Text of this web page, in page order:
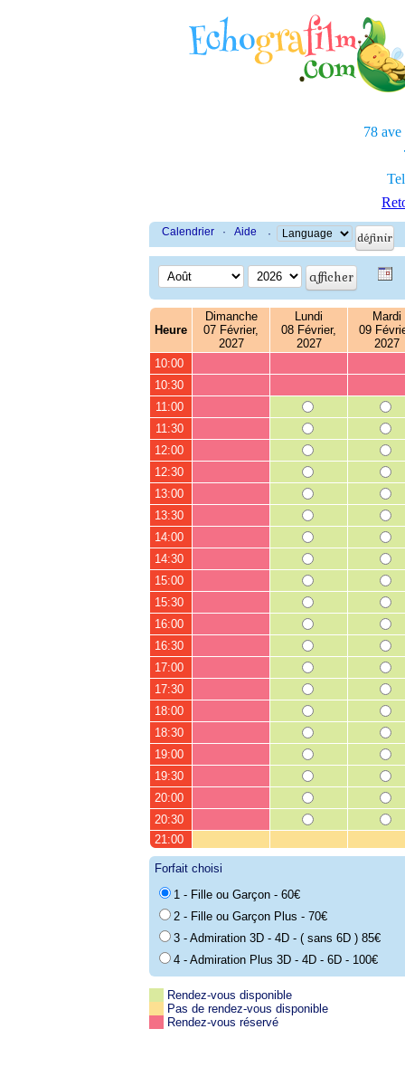
78 ave
Calendrier · Aide ·
Heure
Dimanche
07 Février,
2027
Lundi
08 Février,
2027
Mardi
09
2027
10:00
10:30
11:00
11:30
12:00
12:30
13:00
13:30
14:00
14:30
15:00
15:30
16:00
16:30
17:00
17:30
18:00
18:30
19:00
19:30
20:00
20:30
21:00
Forfait choisi
1 - Fille ou Garçon - 60€
2 - Fille ou Garçon Plus - 70€
3 - Admiration 3D - 4D - ( sans 6D ) 85€
4 - Admiration Plus 3D - 4D - 6D - 100€
Rendez-vous disponible
Pas de rendez-vous disponible
Rendez-vous réservé